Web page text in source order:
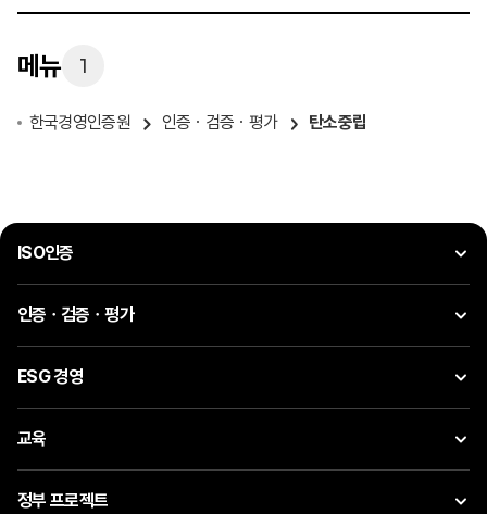
메뉴 1
한국경영인증원 인증ㆍ검증ㆍ평가 탄소중립
ISO인증
인증ㆍ검증ㆍ평가
ESG 경영
교육
정부 프로젝트